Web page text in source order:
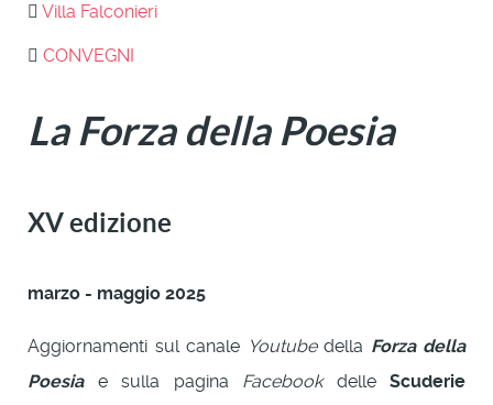
Villa Falconieri
CONVEGNI
La Forza della Poesia
XV edizione
marzo - maggio 2025
Aggiornamenti sul canale Youtubedella Forza della
Poesiae sulla pagina Facebookdelle Scuderie